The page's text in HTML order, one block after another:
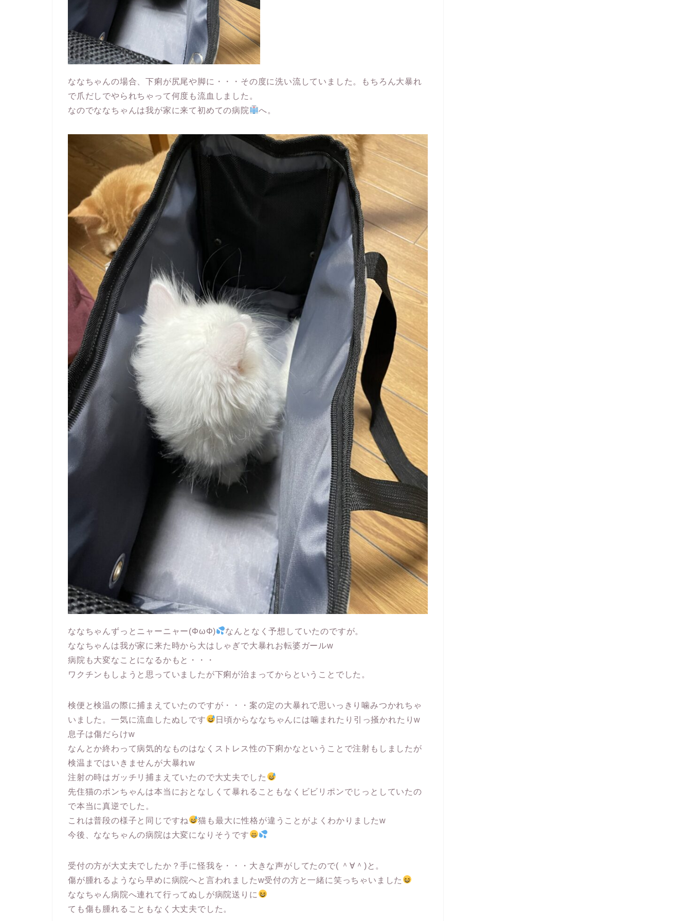
ななちゃんの場合、下痢が尻尾や脚に・・・その度に洗い流していました。もちろん大暴れ
で爪だしでやられちゃって何度も流血しました。
なのでななちゃんは我が家に来て初めての病院
へ。
ななちゃんずっとニャーニャー(ΦωΦ)
なんとなく予想していたのですが。
ななちゃんは我が家に来た時から大はしゃぎで大暴れお転婆ガールw
病院も大変なことになるかもと・・・
ワクチンもしようと思っていましたが下痢が治まってからということでした。
検便と検温の際に捕まえていたのですが・・・案の定の大暴れで思いっきり噛みつかれちゃ
いました。一気に流血したぬしです
日頃からななちゃんには噛まれたり引っ掻かれたりw
息子は傷だらけw
なんとか終わって病気的なものはなくストレス性の下痢かなということで注射もしましたが
検温まではいきませんが大暴れw
注射の時はガッチリ捕まえていたので大丈夫でした
先住猫のポンちゃんは本当におとなしくて暴れることもなくビビリポンでじっとしていたの
で本当に真逆でした。
これは普段の様子と同じですね
猫も最大に性格が違うことがよくわかりましたw
今後、ななちゃんの病院は大変になりそうです
受付の方が大丈夫でしたか？手に怪我を・・・大きな声がしてたので( ＾∀＾)と。
傷が腫れるようなら早めに病院へと言われましたw受付の方と一緒に笑っちゃいました
ななちゃん病院へ連れて行ってぬしが病院送りに
ても傷も腫れることもなく大丈夫でした。